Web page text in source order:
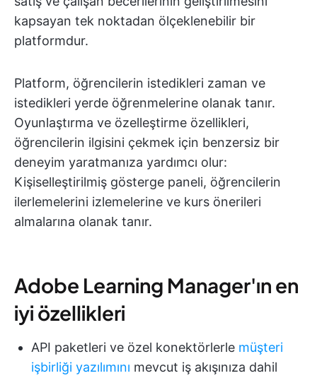
kapsayan tek noktadan ölçeklenebilir bir
platformdur.
Platform, öğrencilerin istedikleri zaman ve
istedikleri yerde öğrenmelerine olanak tanır.
Oyunlaştırma ve özelleştirme özellikleri,
öğrencilerin ilgisini çekmek için benzersiz bir
deneyim yaratmanıza yardımcı olur:
Kişiselleştirilmiş gösterge paneli, öğrencilerin
ilerlemelerini izlemelerine ve kurs önerileri
almalarına olanak tanır.
Adobe Learning Manager'ın en
iyi özellikleri
API paketleri ve özel konektörlerle müşteri
işbirliği yazılımını mevcut iş akışınıza dahil